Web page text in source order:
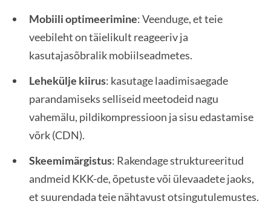
Mobiili optimeerimine: Veenduge, et teie
veebileht on täielikult reageeriv ja
kasutajasõbralik mobiilseadmetes.
Lehekülje kiirus: kasutage laadimisaegade
parandamiseks selliseid meetodeid nagu
vahemälu, pildikompressioon ja sisu edastamise
võrk (CDN).
Skeemimärgistus: Rakendage struktureeritud
andmeid KKK-de, õpetuste või ülevaadete jaoks,
et suurendada teie nähtavust otsingutulemustes.